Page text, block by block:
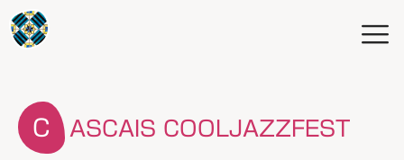
CASCAIS COOLJAZZFEST